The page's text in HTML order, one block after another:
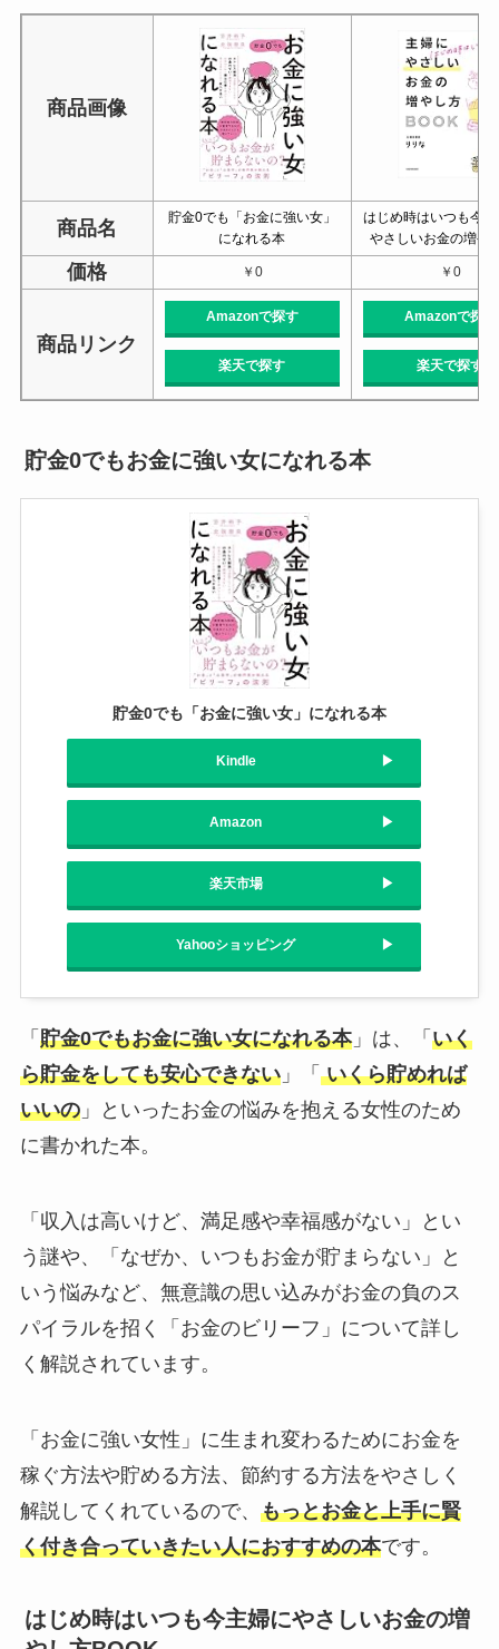
商品画像
商品名
貯金0でも「お金に強い女」
になれる本
はじめ時はいつも今
やさしいお金の増や
価格 ￥0 ￥0
商品リンク
Amazonで探す
楽天で探す
Amazonで探す
楽天で探す
貯金0でもお金に強い女になれる本
貯金0でも「お金に強い女」になれる本
Kindle
Amazon
楽天市場
Yahooショッピング
「 貯金0でもお金に強い女になれる本」は、「 いく
ら貯金をしても安心できない」「 いくら貯めれば
いいの」といったお金の悩みを抱える女性のため
に書かれた本。
「収入は高いけど、満足感や幸福感がない」とい
う謎や、「なぜか、いつもお金が貯まらない」と
いう悩みなど、無意識の思い込みがお金の負のス
パイラルを招く「お金のビリーフ」について詳し
く解説されています。
「お金に強い女性」に生まれ変わるためにお金を
稼ぐ方法や貯める方法、節約する方法をやさしく
解説してくれているので、 もっとお金と上手に賢
く付き合っていきたい人におすすめの本です。
はじめ時はいつも今主婦にやさしいお金の増